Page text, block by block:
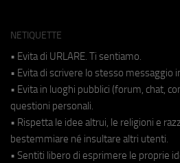
NETIQUETTE
• Evita di URLARE. Ti sentiamo.
• Evita di scrivere lo stesso messaggio
• Evita in luoghi pubblici (forum, chat,
questioni personali.
• Rispetta le idee altrui, le religioni e
bestemmiare né insultare altri utenti.
• Sentiti libero di esprimere le proprie